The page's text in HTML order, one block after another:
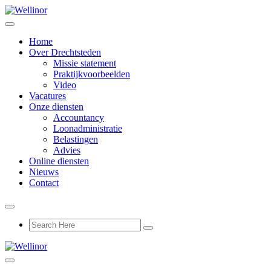
Home
Over Drechtsteden
Missie statement
Praktijkvoorbeelden
Video
Vacatures
Onze diensten
Accountancy
Loonadministratie
Belastingen
Advies
Online diensten
Nieuws
Contact